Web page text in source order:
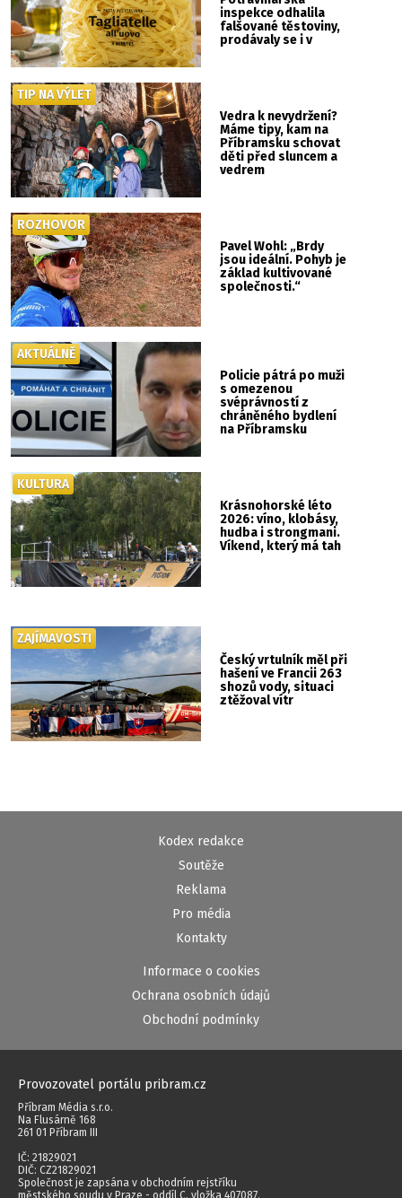
inspekce odhalila
falšované těstoviny,
prodávaly se i v
Vedra k nevydržení?
Máme tipy, kam na
Příbramsku schovat
děti před sluncem a
vedrem
TIP NA VÝLET
Pavel Wohl: „Brdy
jsou ideální. Pohyb je
základ kultivované
společnosti.“
ROZHOVOR
Policie pátrá po muži
s omezenou
svéprávností z
chráněného bydlení
na Příbramsku
AKTUÁLNĚ
Krásnohorské léto
2026: víno, klobásy,
hudba i strongmani.
Víkend, který má tah
KULTURA
Český vrtulník měl při
hašení ve Francii 263
shozů vody, situaci
ztěžoval vítr
ZAJÍMAVOSTI
Kodex redakce
Soutěže
Reklama
Pro média
Kontakty
Informace o cookies
Ochrana osobních údajů
Obchodní podmínky
Provozovatel portálu pribram.cz
Příbram Média s.r.o.
Na Flusárně 168
261 01 Příbram III
IČ: 21829021
DIČ: CZ21829021
Společnost je zapsána v obchodním rejstříku
městského soudu v Praze - oddíl C, vložka 407087.